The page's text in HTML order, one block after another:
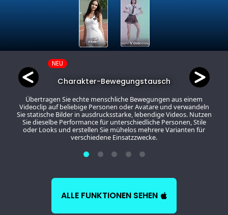
NEU
Charakter-Bewegungstausch
Übertragen Sie echte menschliche Bewegungen aus einem
Videoclip auf beliebige Personen oder Avatare und verwandeln
Sie statische Bilder in ausdrucksstarke, lebendige Videos. Nutzen
Sie dieselbe Performance für unterschiedliche Personen, Stile
oder Looks und erstellen Sie mühelos mehrere Varianten für
verschiedene Einsatzzwecke.
ALLE FUNKTIONEN SEHEN